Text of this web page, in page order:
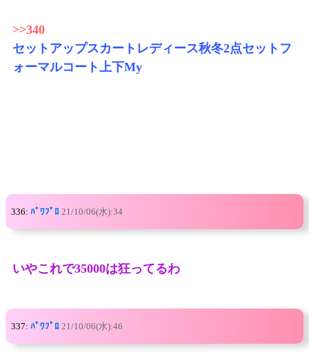
>>340
セットアップスカートレディース秋冬2点セットフ
ォーマルコート上下My
336: ﾊﾟﾜﾌﾟﾛ 21/10/06(水):34
いやこれで35000は狂ってるわ
337: ﾊﾟﾜﾌﾟﾛ 21/10/06(水):46